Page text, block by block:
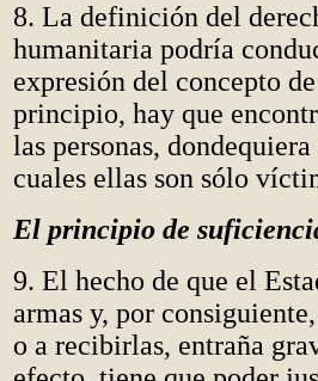
8. La definición del
humanitaria podría
expresión del concepto
principio, hay que
las personas,
cuales ellas son sólo
El principio de
9. El hecho de que el
armas y, por
o a recibirlas, entraña